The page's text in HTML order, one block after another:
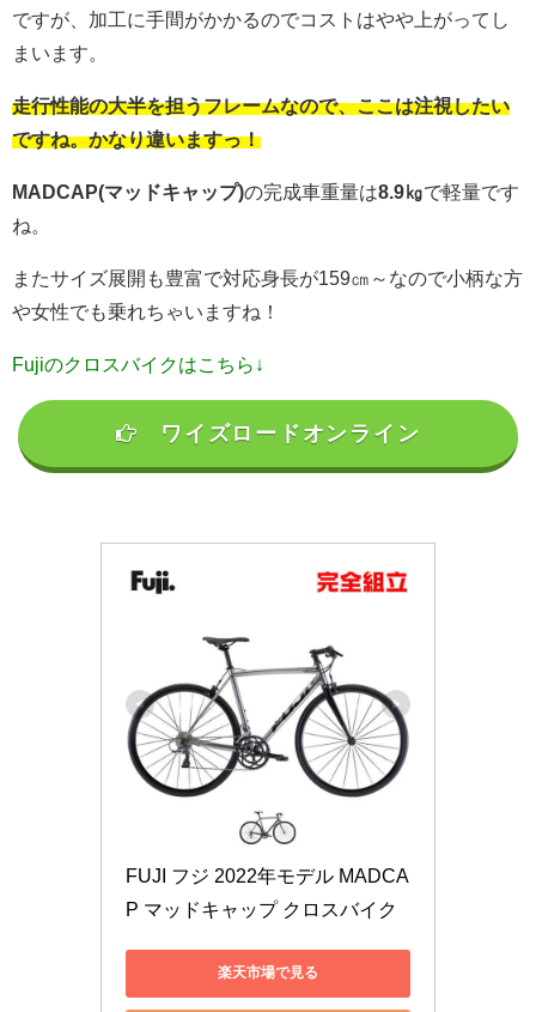
ですが、加工に手間がかかるのでコストはやや上がってし
まいます。
走行性能の大半を担うフレームなので、ここは注視したい
ですね。かなり違いますっ！
MADCAP(マッドキャップ)の完成車重量は8.9㎏で軽量です
ね。
またサイズ展開も豊富で対応身長が159㎝～なので小柄な方
や女性でも乗れちゃいますね！
Fujiのクロスバイクはこちら↓
ワイズロードオンライン
FUJI フジ 2022年モデル MADCA
P マッドキャップ クロスバイク
楽天市場で見る